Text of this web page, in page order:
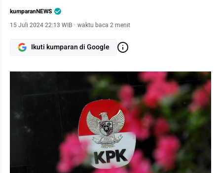
kumparanNEWS
15 Juli 2024 22:13 WIB · waktu baca 2 menit
Ikuti kumparan di Google